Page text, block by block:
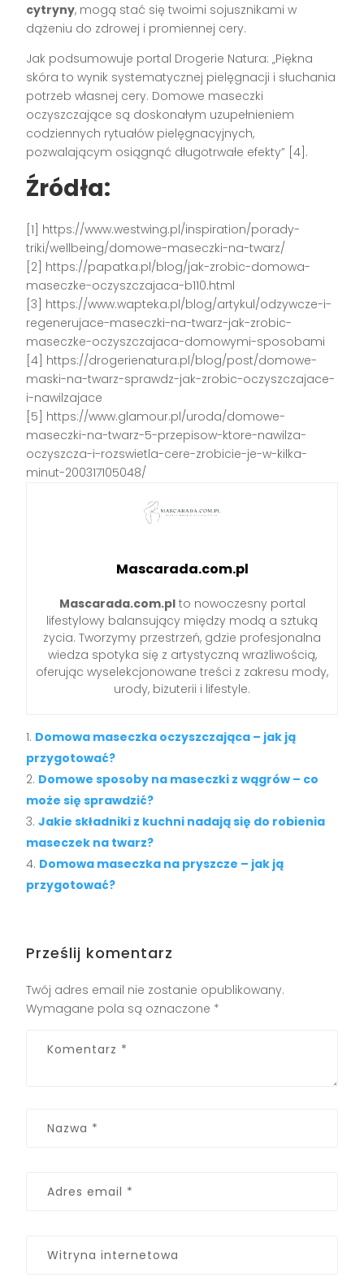
cytryny, mogą stać się twoimi sojusznikami w
dążeniu do zdrowej i promiennej cery.
Jak podsumowuje portal Drogerie Natura: „Piękna
skóra to wynik systematycznej pielęgnacji i słuchania
potrzeb własnej cery. Domowe maseczki
oczyszczające są doskonałym uzupełnieniem
codziennych rytuałów pielęgnacyjnych,
pozwalającym osiągnąć długotrwałe efekty” [4].
Źródła:
[1] https://www.westwing.pl/inspiration/porady-
triki/wellbeing/domowe-maseczki-na-twarz/
[2] https://papatka.pl/blog/jak-zrobic-domowa-
maseczke-oczyszczajaca-b110.html
[3] https://www.wapteka.pl/blog/artykul/odzywcze-i-
regenerujace-maseczki-na-twarz-jak-zrobic-
maseczke-oczyszczajaca-domowymi-sposobami
[4] https://drogerienatura.pl/blog/post/domowe-
maski-na-twarz-sprawdz-jak-zrobic-oczyszczajace-
i-nawilzajace
[5] https://www.glamour.pl/uroda/domowe-
maseczki-na-twarz-5-przepisow-ktore-nawilza-
oczyszcza-i-rozswietla-cere-zrobicie-je-w-kilka-
minut-200317105048/
Mascarada.com.pl
Mascarada.com.plto nowoczesny portal
lifestylowy balansujący między modą a sztuką
życia. Tworzymy przestrzeń, gdzie profesjonalna
wiedza spotyka się z artystyczną wrażliwością,
oferując wyselekcjonowane treści z zakresu mody,
urody, biżuterii i lifestyle.
Domowa maseczka oczyszczająca – jak ją
przygotować?
Domowe sposoby na maseczki z wągrów – co
może się sprawdzić?
Jakie składniki z kuchni nadają się do robienia
maseczek na twarz?
Domowa maseczka na pryszcze – jak ją
przygotować?
Prześlij komentarz
Twój adres email nie zostanie opublikowany.
Wymagane pola są oznaczone *